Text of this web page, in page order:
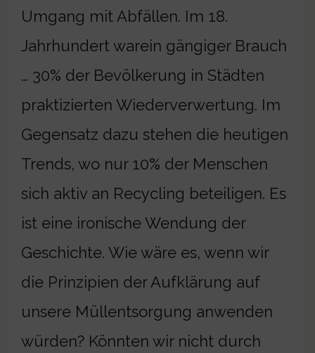
Umgang mit Abfällen. Im 18.
Jahrhundert warein gängiger Brauch
… 30% der Bevölkerung in Städten
praktizierten Wiederverwertung. Im
Gegensatz dazu stehen die heutigen
Trends, wo nur 10% der Menschen
sich aktiv an Recycling beteiligen. Es
ist eine ironische Wendung der
Geschichte. Wie wäre es, wenn wir
die Prinzipien der Aufklärung auf
unsere Müllentsorgung anwenden
würden? Könnten wir nicht durch